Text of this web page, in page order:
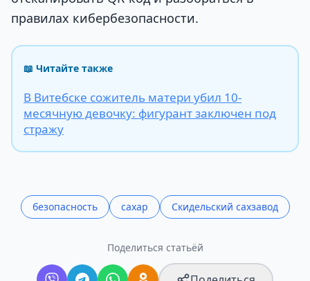
правилах кибербезопасности.
📖 Читайте также
В Витебске сожитель матери убил 10-
месячную девочку: фигурант заключен под
стражу
безопасность сахар Скидельский сахзавод
Поделиться статьёй